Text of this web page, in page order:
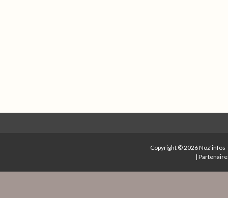
Copyright © 2026Noz'infos
|